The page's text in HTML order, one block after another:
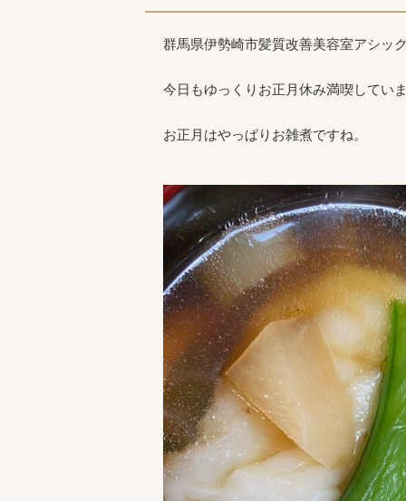
群馬県伊勢崎市髪質改善美容室アシッ
今日もゆっくりお正月休み満喫してい
お正月はやっぱりお雑煮ですね。